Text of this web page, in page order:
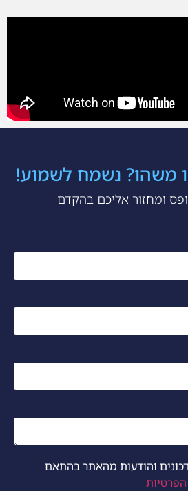
משהו? נשמח לשמוע!
ומחזור אליכם בהקדם
והודעות מהאתר בהתאם
הפרטיות